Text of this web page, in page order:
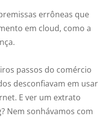
errôneas que
em cloud, como a
passos do comércio
desconfiavam em usar
E ver um extrato
Nem sonhávamos com